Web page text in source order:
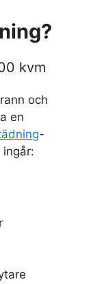
kvm
och
en
-